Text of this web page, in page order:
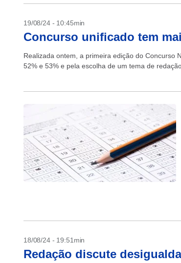
19/08/24 - 10:45min
Concurso unificado tem
Realizada ontem, a primeira edição do Concurso
52% e 53% e pela escolha de um tema de
18/08/24 - 19:51min
Redação discute